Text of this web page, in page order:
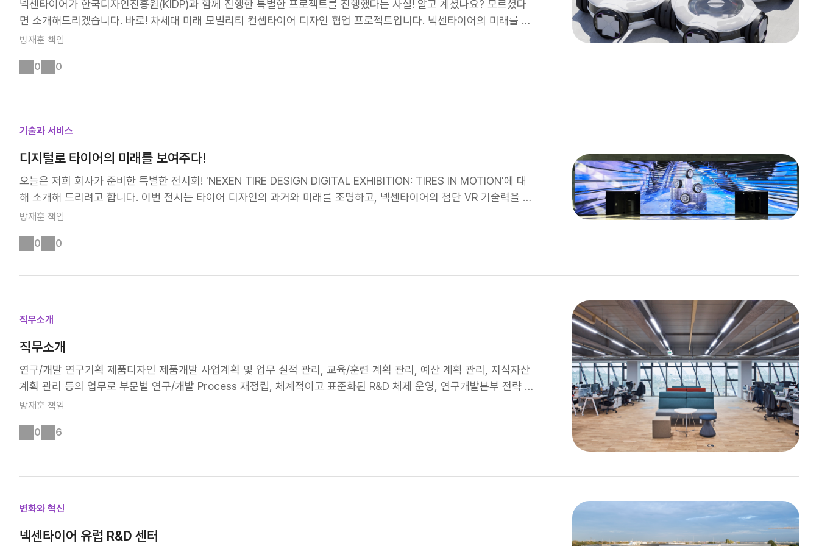
를 통해 변화하는 모빌리티 환경에 보다 정밀하게 대응할 수 있는 제품 개발 체계를 발전시키고 있답니다. 차종의 경계
를 허물고 모든 소비자가 최고의 성능을 누릴 수 있도록 노력하는 넥센타이어의 끊임없는 노력, 정말 멋지지 않나요? 앞
으로도 많이 응원하고 기대해 주세요😊
급을 충족했습니다. 구름저항계수가 낮다는 것은 연료를 절약하고 이산화탄소 배출을 줄일 수 있다는 의미이니, 환경에
도 좋고 경제적이기도 하겠죠? 친환경 기술 개발, 넥센타이어의 끊임없는 노력 넥센타이어는 지속가능 원재료 사용뿐만
아니라 환경에 미치는 영향을 최소화하기 위한 다양한 친환경 기술 개발을 추진하고 있어요. 친환경 원재료 개발을 위해
지금까지 90여 종의 지속가능 원재료 적합성 평가를 완료했으며, 올해 12건을 추가로 진행할 계획입니다. 또한, AI와 V
R 기술을 활용하여 제품 개발 효율성을 개선하고 탄소 감축을 위해 노력하고 있는데요. 국내 자동차 업계 최초로 VR 기
한 원재료로 전환하겠다는 목표를 갖고 있는데요, 탄소 배출 저감과 자원 효율성을 극대화하는 연구개발을 통해 지속
가능한 미래 모빌리티의 발전에 기여하도록 할 것 입니다! 앞으로도 많은 관심과 응원 부탁드려요 💜
넥센타이어가 한국디자인진흥원(KIDP)과 함께 진행한 특별한 프로젝트를 진행했다는 사실! 알고 계셨나요? 모르셨다
면 소개해드리겠습니다. 바로! 차세대 미래 모빌리티 컨셉타이어 디자인 협업 프로젝트입니다. 넥센타이어의 미래를 향
한 열정 그리고 젊은 인재들의 혁신적인 아이디어가 만나 탄생한 놀라운 결과물, 여러분께 소개합니다! 20년 노하우 +
내 주요 대학교들과 함께 미래 컨셉타이어 제안 프로젝트를 꾸준히 진행해왔습니다. 이번에는 산업디자인 분야의 최고
지향적인 모빌리티 솔루션을 창출하기 위한 양측의 공통된 비전이 있었기에 가능한 일이었죠. 미래 모빌리티, 넥센타이
통해 혁신적인 솔루션을 제시하고자 해요. 컨셉타이어는 단순한 제품이 아닌, 기술적 진보, 디자인 미학, 친환경성, 그리
고 넥센타이어의 미래 비전을 담아내는 중요한 매개체입니다. 이번 프로젝트를 통해 넥센타이어는 기술력을 효과적으
로 홍보하고 브랜드 신뢰도를 더욱 높일 수 있을 것으로 기대하고 있습니다. 젊은 인재들의 빛나는 아이디어! 이번 프로
젝트에는 국내 주요 대학에서 선발된 10명의 우수한 인재들이 참여하여 6개월간 열정적인 협업을 진행했는데요! 학생
들의 창의력과 기술적 지식이 만나 탄생한 놀라운 아이디어들! 그중에서도 가장 눈에 띄는 작품은 바로 ‘도시 외곽과 중
심을 순환하는 분리·결합형 대중교통’이었습니다. 미래 도시를 달리는 꿈의 모빌리티! ️ 이 작품은 미래 도심과 외곽을 연
결하는 새로운 형태의 대중교통 모빌리티를 제안합니다. 사방에 장착된 타이어 휠을 통해 승하차 및 환승이 가능하고,
모빌리티 개체 간의 휠 탈착을 통해 자유롭게 결합과 분리가 이루어지는 혁신적인 디자인이죠. 특히, 360도 전환이 가
방재훈 책임
0 0
기술과 서비스
디지털로 타이어의 미래를 보여주다!
오늘은 저희 회사가 준비한 특별한 전시회! 'NEXEN TIRE DESIGN DIGITAL EXHIBITION: TIRES IN MOTION'에 대
해 소개해 드리려고 합니다. 이번 전시는 타이어 디자인의 과거와 미래를 조명하고, 넥센타이어의 첨단 VR 기술력을 선
보이는 자리였는데요. 2024년 12월 23일부터 27일까지, 서울 마곡 더넥센유니버시티 로비에서 진행되었습니다. 미디
직임의 미학'이라는 주제로, 저희 넥센타이어와 디지털 아티스트 그룹 스페이스깨비가 협업하여 만든 작품이었죠. 엔페
공식 유튜브 채널에서도 감상하실 수 있으니, 꼭 한번 보시길 추천드립니다. VR 체험관에서는 넥센타이어의 대표 제품
입증한 '엔페라 SS01', '엔페라 SW01' 등을 직접 사용하는 듯한 몰입감을 느낄 수 있었죠. AR 전시관에서는 민자경 세
종대학교 교수님과 협업하여 만든 '엔페라 Sport S'의 증강현실 전시를 관람했습니다. 레드닷 디자인 어워드 2024 본
상을 받은 제품답게, 성능과 디자인 모두 훌륭했습니다. 현대자동차 N브랜드 공식 교체용 타이어 인증을 받은 이유를
알 수 있었답니다. VR 기술, 타이어 개발의 효율성을 극대화하다! 이번 전시를 통해 넥센타이어가 VR 기술을 얼마나 적
극적으로 활용하고 있는지 보여드릴 수 있었습니다. 저희는 타이어 설계와 개발 과정에 VR 기술을 도입하여 비용과 시
간을 절감하고, 글로벌 부서와의 협업 효율성을 높이고 있어요. 올해는 국내 최초로 VR 기반 'High Dynamic 드라이빙
시뮬레이터' 도입을 결정하며, 가상 환경에서 타이어 성능을 정밀하게 평가할 수 있는 기반을 마련했습니다. 저희는 VR
기술뿐만 아니라 AI 기술도 적극적으로 활용하고 있습니다. 신제품 개발부터 완제품 검사까지 다양한 분야에 AI와 VR
기술을 도입하여 제품의 품질과 기술력을 높이고 있죠. 이러한 기술력 덕분에 글로벌 완성차 브랜드의 핵심 공급사로 자
으로도 넥센타이어는 VR 기술을 포함한 다양한 연구개발 혁신과 마케팅 활동으로 글로벌 경쟁력을 더욱 강화해 나가겠
방재훈 책임
0 0
직무소개
직무소개
연구/개발 연구기획 제품디자인 제품개발 사업계획 및 업무 실적 관리, 교육/훈련 계획 관리, 예산 계획 관리, 지식자산
계획 관리 등의 업무로 부문별 연구/개발 Process 재정립, 체계적이고 표준화된 R&D 체제 운영, 연구개발본부 전략 방
향 수립에 기여하여 최적화된 연구소를 운영하는 업무를 수행합니다. 국내외 시장 동향 분석, 신제품 기획업무를 통해
자인 개발, 디자인 관련 DB 관리 및 디자인/특허 출품/출원업무 등을 수행하는 직무입니다. 국내외 제품개발 및 TC 기
과 기술력 향상을 위해 타이어의 제반 특성을 연구하고 신개념의 타이어 구조, 형상 설계 기술 개발을 하는 직무입니다.
또한 개발 기간 및 비용 최적화를 위해 차량 및 타이어의 성능 예측에 관한 연구를 수행합니다. 타이어 성능과 컴파운드
특성 간 상관관계 유추를 통하여 타이어 성능을 예측함으로써 타이어 개발 기간 및 시험 비용 절감업무를 시행합니다.
방재훈 책임
0 6
변화와 혁신
넥센타이어 유럽 R&D 센터